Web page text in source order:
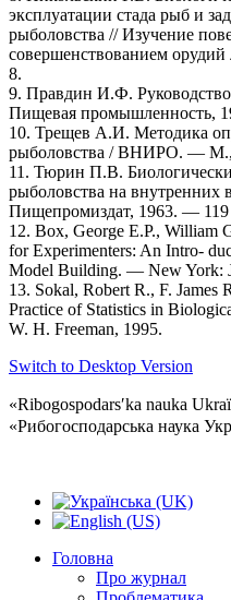
эксплуатации стада рыб и
рыболовства // Изучение
совершенствованием
8.
9. Правдин И.Ф.
Пищевая промышленность,
10. Трещев А.И. Методика
рыболовства / ВНИРО. —
11. Тюрин П.В.
рыболовства на
Пищепромиздат, 1963. — 119
12. Box, George E.P., William
for Experimenters: An Intro-
Model Building. — New York:
13. Sokal, Robert R., F. James
Practice of Statistics in
W. H. Freeman, 1995.
Switch to Desktop Version
«Ribogospodarsʹka nauka
«Рибогосподарська наука
Головна
Про журнал